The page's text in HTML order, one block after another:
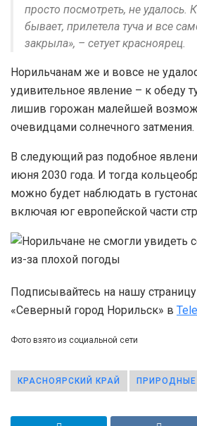
просто посмотреть, не удалось.
бывает, прилетела туча и все
закрыла», – сетует красноярец.
Норильчанам же и вовсе не
удивительное явление – к обеду
лишив горожан малейшей
очевидцами солнечного затмения.
В следующий раз подобное
июня 2030 года. И тогда
можно будет наблюдать в
включая юг европейской части
Подписывайтесь на нашу
«Северный город Норильск» в
Фото взято из социальной сети
КРАСНОЯРСКИЙ КРАЙ ПРИРОДНЫЕ